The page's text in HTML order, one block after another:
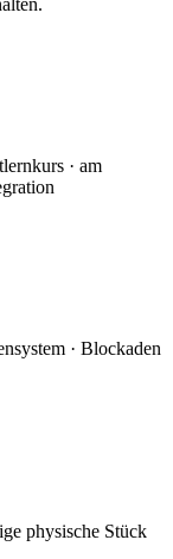
· am
· Blockaden
physische Stück